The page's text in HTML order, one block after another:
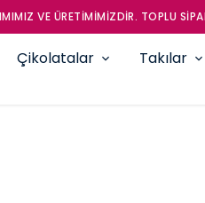
VE ÜRETİMİMİZDİR. TOPLU
Çikolatalar Takılar